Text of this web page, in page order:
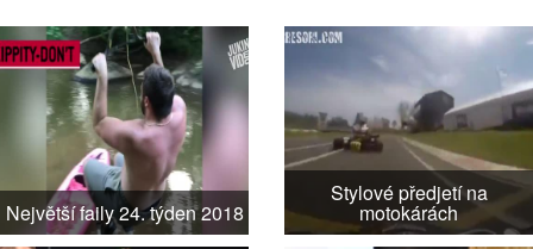
Největší faily 24. týden 2018
Stylové předjetí na
motokárách